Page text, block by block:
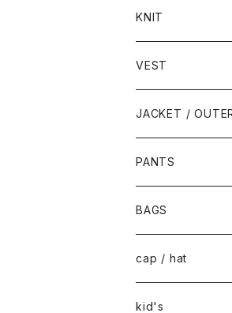
KNIT
VEST
JACKET /
PANTS
BAGS
cap / hat
kid's